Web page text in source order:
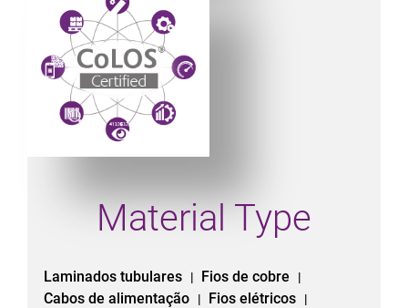
Material Type
Laminados tubulares | Fios de cobre |
Cabos de alimentação | Fios elétricos |